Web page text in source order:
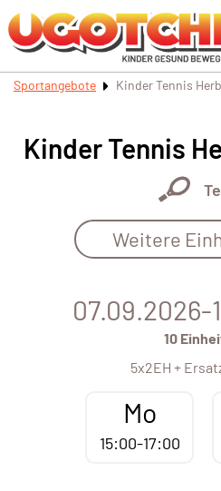
Sportangebote Kinder Tennis
Kinder Tennis
Weitere
07.09.2026-
10
5x2EH +
Mo
15:00-17:00